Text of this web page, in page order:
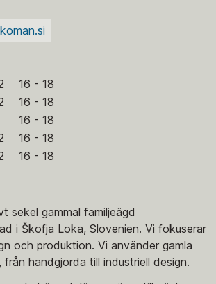
16 - 18
16 - 18
16 - 18
16 - 18
16 - 18
sekel gammal familjeägd
i Škofja Loka, Slovenien. Vi fokuserar
och produktion. Vi använder gamla
handgjorda till industriell design.